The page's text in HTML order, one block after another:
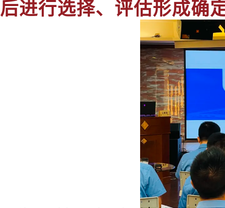
后进行选择、评估形成确